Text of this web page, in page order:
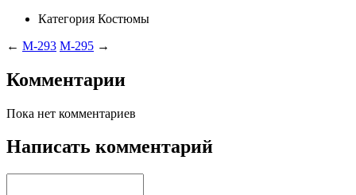
Категория Костюмы
← M-293 M-295 →
Комментарии
Пока нет комментариев
Написать комментарий